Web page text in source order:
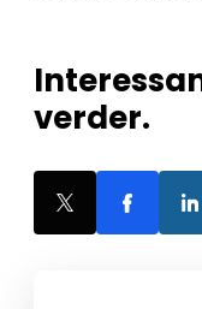
verder.